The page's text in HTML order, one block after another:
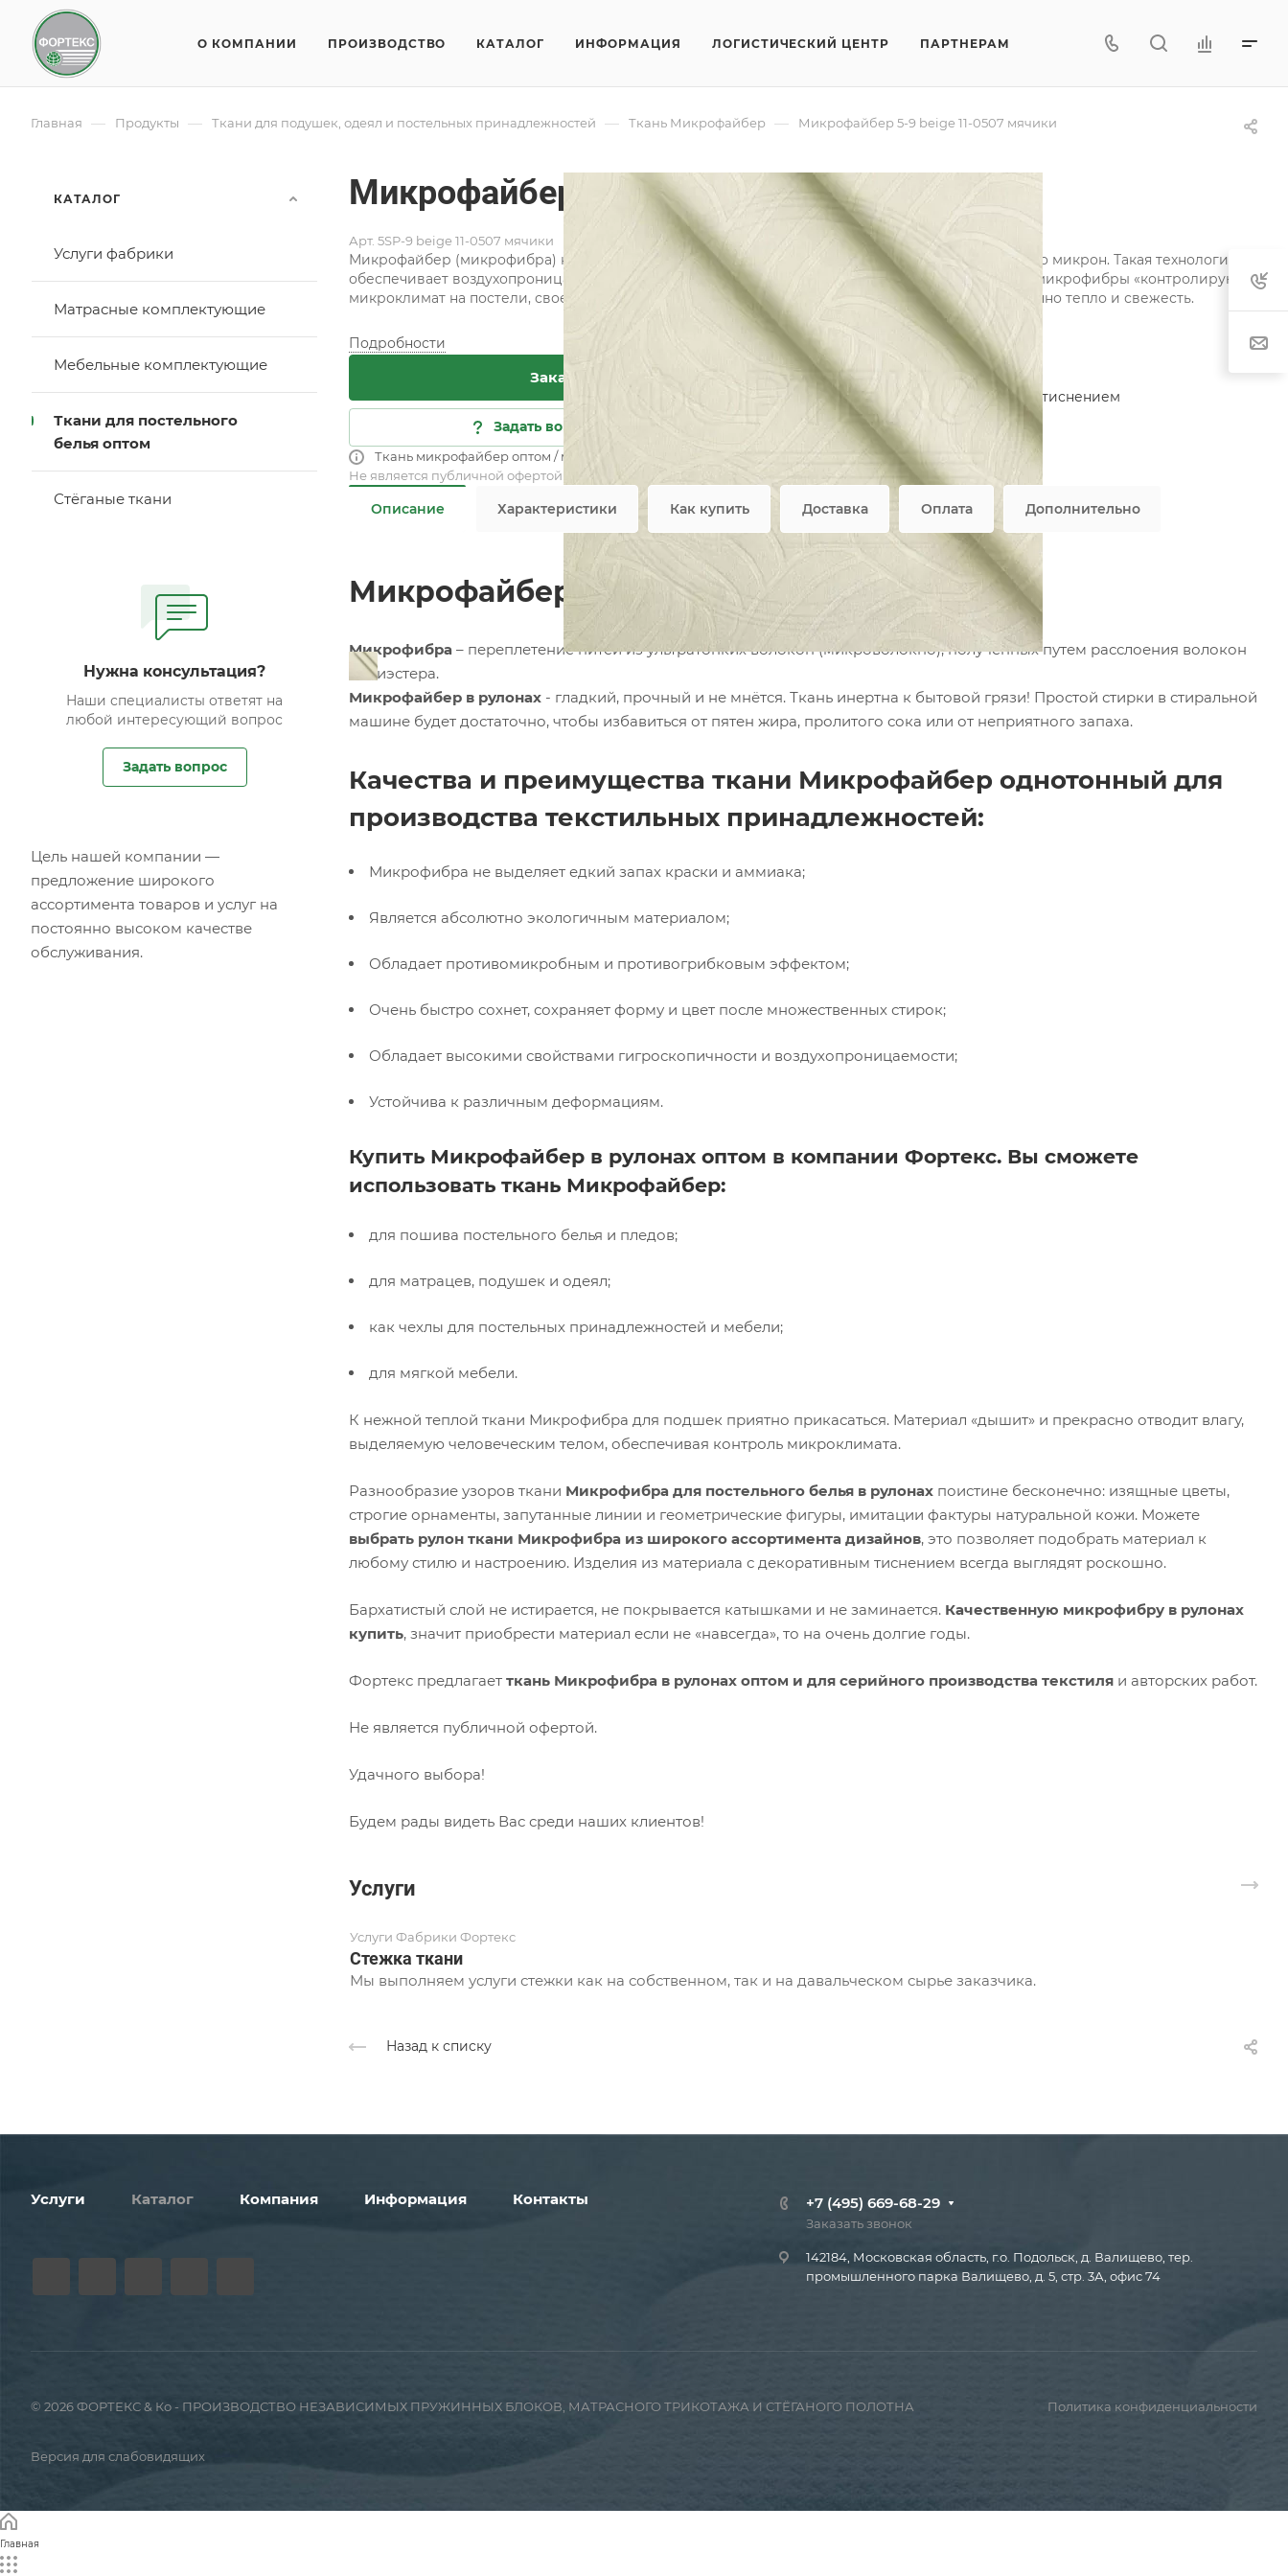
О КОМПАНИИ ПРОИЗВОДСТВО КАТАЛОГ ИНФОРМАЦИЯ ЛОГИСТИЧЕСКИЙ ЦЕНТР ПАРТНЕРАМ
Главная — Продукты — Ткани для подушек, одеял и постельных принадлежностей — Ткань Микрофайбер — Микрофайбер 5-9 beige 11-0507 мячики
Микрофайбер 5-9 beige 11-0507 мячики
Арт. 5SP-9 beige 11-0507 мячики
Микрофайбер (микрофибра) набивной изготавливается из волокон толщиной всего в несколько микрон. Такая технология
обеспечивает воздухопроницаемость ткани и ее высокую гигроскопичность. Легкие одеяла из микрофибры «контролируют»
микроклимат на постели, своевременно отводя влагу, выделяемую телом, сохраняя одновременно тепло и свежесть.
Подробности
Заказать
Задать вопрос
Ткань микрофайбер оптом / мелким оптом
Не является публичной офертой
Характеристики
Категория
Микрофайбер с тиснением
Состав—
100% полиэстер
Плотность —
Все характеристики
Описание Характеристики Как купить Доставка Оплата Дополнительно
Микрофайбер тисненный 75 гр. Beige
Микрофибра – переплетение нитей из ультратонких волокон (микроволокно), полученных путем расслоения волокон
полиэстера.
Микрофайбер в рулонах - гладкий, прочный и не мнётся. Ткань инертна к бытовой грязи! Простой стирки в стиральной
машине будет достаточно, чтобы избавиться от пятен жира, пролитого сока или от неприятного запаха.
Качества и преимущества ткани Микрофайбер однотонный для
производства текстильных принадлежностей:
Микрофибра не выделяет едкий запах краски и аммиака;
Является абсолютно экологичным материалом;
Обладает противомикробным и противогрибковым эффектом;
Очень быстро сохнет, сохраняет форму и цвет после множественных стирок;
Обладает высокими свойствами гигроскопичности и воздухопроницаемости;
Устойчива к различным деформациям.
Купить Микрофайбер в рулонах оптом в компании Фортекс. Вы сможете
использовать ткань Микрофайбер:
для пошива постельного белья и пледов;
для матрацев, подушек и одеял;
как чехлы для постельных принадлежностей и мебели;
для мягкой мебели.
К нежной теплой ткани Микрофибра для подшек приятно прикасаться. Материал «дышит» и прекрасно отводит влагу,
выделяемую человеческим телом, обеспечивая контроль микроклимата.
Разнообразие узоров ткани Микрофибра для постельного белья в рулонах поистине бесконечно: изящные цветы,
строгие орнаменты, запутанные линии и геометрические фигуры, имитации фактуры натуральной кожи. Можете
выбрать рулон ткани Микрофибра из широкого ассортимента дизайнов, это позволяет подобрать материал к
любому стилю и настроению. Изделия из материала с декоративным тиснением всегда выглядят роскошно.
Бархатистый слой не истирается, не покрывается катышками и не заминается. Качественную микрофибру в рулонах
купить, значит приобрести материал если не «навсегда», то на очень долгие годы.
Фортекс предлагает ткань Микрофибра в рулонах оптом и для серийного производства текстиля и авторских работ.
Не является публичной офертой.
Удачного выбора!
Будем рады видеть Вас среди наших клиентов!
Услуги
Услуги Фабрики Фортекс
Стежка ткани
Мы выполняем услуги стежки как на собственном, так и на давальческом сырье заказчика.
Назад к списку
КАТАЛОГ
Услуги фабрики
Матрасные комплектующие
Мебельные комплектующие
Ткани для постельного
белья оптом
Стёганые ткани
Нужна консультация?
Наши специалисты ответят на
любой интересующий вопрос
Задать вопрос
Цель нашей компании —
предложение широкого
ассортимента товаров и услуг на
постоянно высоком качестве
обслуживания.
Услуги Каталог Компания Информация Контакты +7 (495) 669-68-29
Заказать звонок
142184, Московская область, г.о. Подольск, д. Валищево, тер.
промышленного парка Валищево, д. 5, стр. 3А, офис 74
© 2026 ФОРТЕКС & Ко - ПРОИЗВОДСТВО НЕЗАВИСИМЫХ ПРУЖИННЫХ БЛОКОВ, МАТРАСНОГО ТРИКОТАЖА И СТЁГАНОГО ПОЛОТНА Политика конфиденциальности
Версия для слабовидящих
Главная